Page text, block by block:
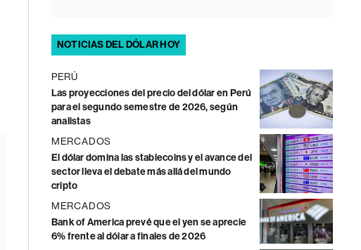
NOTICIAS DEL DÓLAR HOY
PERÚ
Las proyecciones del precio del dólar en Perú
para el segundo semestre de 2026, según
analistas
MERCADOS
El dólar domina las stablecoins y el avance del
sector lleva el debate más allá del mundo
cripto
MERCADOS
Bank of America prevé que el yen se aprecie
6% frente al dólar a finales de 2026